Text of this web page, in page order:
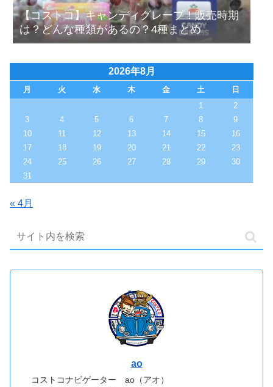
【コストコ】キャンディグレープ！販売時期
は？どんな種類があるの？4種まとめ
2026年8月
月 火 水 木 金 土
日
1
2
3
4 5 6 7 8
9
10
11 12 13 14 15
16
17
18 19 20 21 22
23
24
25 26 27 28 29
30
31
« 4月
ao
コストコナビゲーター ao（アオ）